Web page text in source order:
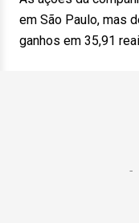
em São Paulo, mas
ganhos em 35,91